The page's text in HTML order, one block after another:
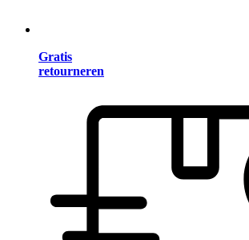
Gratis
retourneren